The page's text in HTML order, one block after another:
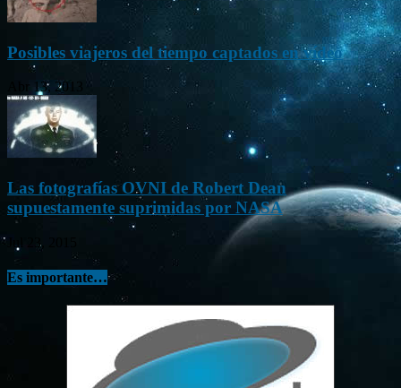
Posibles viajeros del tiempo captados en vídeo
Abr 13, 2013
Las fotografías OVNI de Robert Dean
supuestamente suprimidas por NASA
Jul 23, 2015
Es importante…